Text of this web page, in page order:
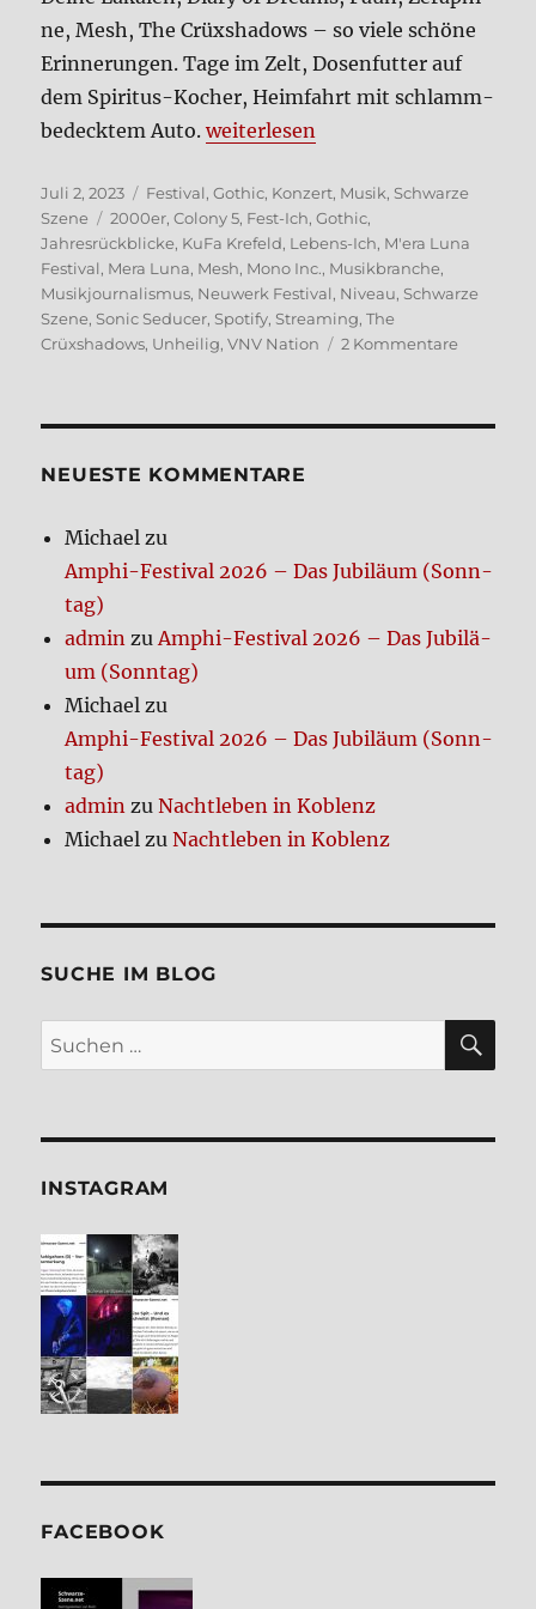
ne, Mesh, The Crüx­sha­dows – so vie­le schö­ne
Erin­ne­run­gen. Tage im Zelt, Dosen­fut­ter auf
dem Spi­ri­tus-Kocher, Heim­fahrt mit schlamm­
be­deck­tem Auto.„Per­sön­li­che Musik­ge­schich­te,
wei­ter­le­sen
Veröffentlicht
am
Juli 2, 2023 Kategorien
Festival,Gothic, Konzert, Musik, Schwarze
Szene
Schlagwörter
2000er,Colony 5, Fest-Ich,Gothic,
Jahresrückblicke, KuFa Krefeld, Lebens-Ich, M'era Luna
Festival, Mera Luna, Mesh, Mono Inc., Musikbranche,
Musikjournalismus, Neuwerk Festival, Niveau, Schwarze
Szene, Sonic Seducer, Spotify, Streaming,The
Crüxshadows, Unheilig,VNV Nation 2 Kommentare
Teil
NEUE­STE KOM­MEN­TA­RE
Michael zu
Amphi-Festi­val 2026 – Das Jubi­lä­um (Sonn­
tag)
admin zuAmphi-Festi­val 2026 – Das Jubi­lä­
um (Sonn­tag)
Michael zu
Amphi-Festi­val 2026 – Das Jubi­lä­um (Sonn­
tag)
admin zuNacht­le­ben in Koblenz
Michael zuNacht­le­ben in Koblenz
SUCHE IM BLOG
Suchen
nach:
INSTA­GRAM
FACE­BOOK